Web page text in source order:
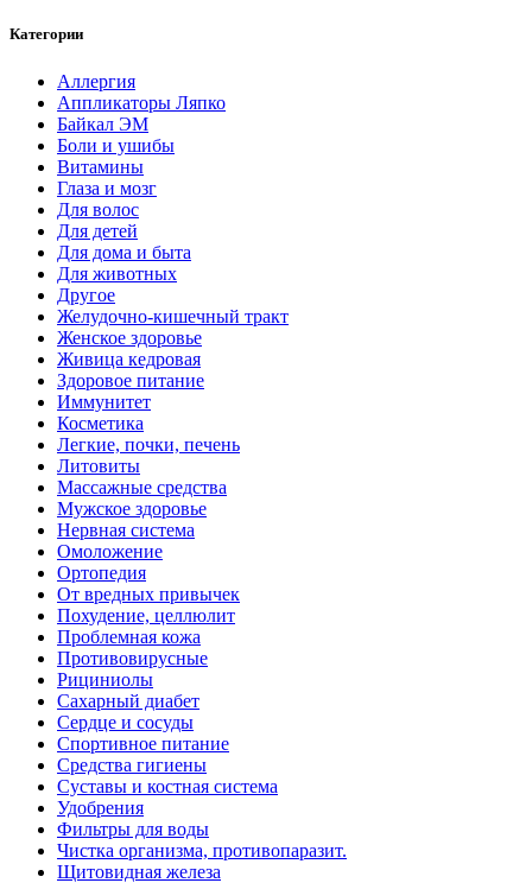
Категории
Аллергия
Аппликаторы Ляпко
Байкал ЭМ
Боли и ушибы
Витамины
Глаза и мозг
Для волос
Для детей
Для дома и быта
Для животных
Другое
Желудочно-кишечный тракт
Женское здоровье
Живица кедровая
Здоровое питание
Иммунитет
Косметика
Легкие, почки, печень
Литовиты
Массажные средства
Мужское здоровье
Нервная система
Омоложение
Ортопедия
От вредных привычек
Похудение, целлюлит
Проблемная кожа
Противовирусные
Рициниолы
Сахарный диабет
Сердце и сосуды
Спортивное питание
Средства гигиены
Суставы и костная система
Удобрения
Фильтры для воды
Чистка организма, противопаразит.
Щитовидная железа